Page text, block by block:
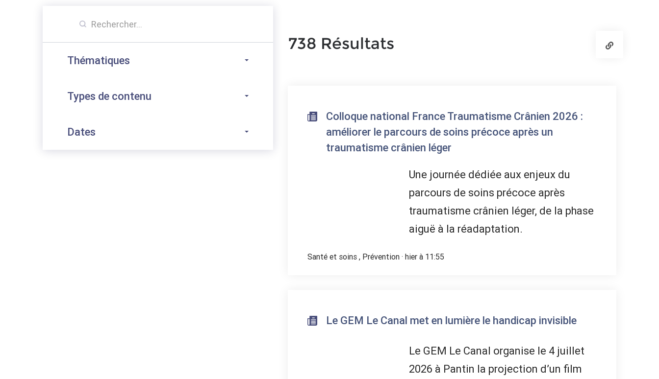
Thématiques
Types de contenu
Dates
738 Résultats
Colloque national France Traumatisme Crânien 2026 :
améliorer le parcours de soins précoce après un
traumatisme crânien léger
Une journée dédiée aux enjeux du
parcours de soins précoce après
traumatisme crânien léger, de la phase
aiguë à la réadaptation.
Santé et soins , Prévention · hier à 11:55
Le GEM Le Canal met en lumière le handicap invisible
Le GEM Le Canal organise le 4 juillet
2026 à Pantin la projection d’un film